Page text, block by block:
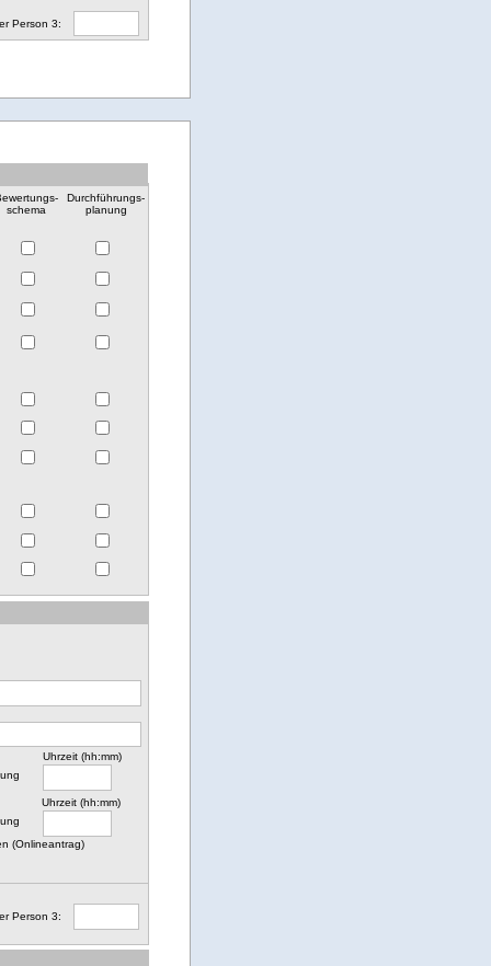
Person 3:
Uhrzeit (hh:mm)
Uhrzeit (hh:mm)
Person 3:
(Onlineantrag)
schema
Durchführungs-
planung